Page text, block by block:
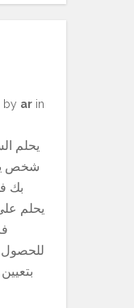
by arin
يحلم
شخص
بك
يحلم